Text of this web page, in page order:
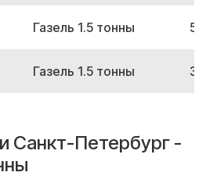
Газель 1.5 тонны
Газель 1.5 тонны
Санкт-Петербург -